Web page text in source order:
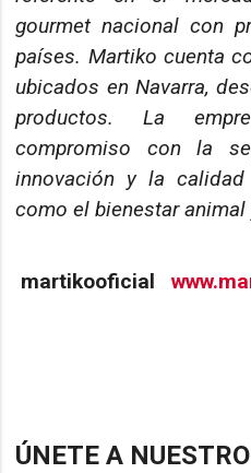
gourmet nacional con
países. Martiko cuenta
ubicados en Navarra,
productos. La
compromiso con la
innovación y la
como el bienestar
martikooficial
ÚNETE A